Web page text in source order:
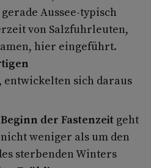
Aussee-typisch
von Salzfuhrleuten,
hier eingeführt.
, entwickelten sich daraus
der Fastenzeitgeht
weniger als um den
sterbenden Winters